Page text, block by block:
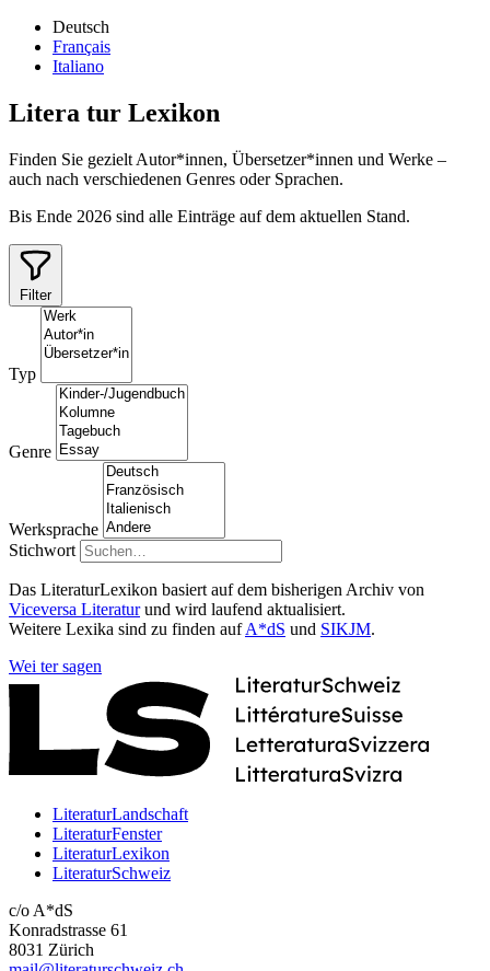
Deutsch
Français
Italiano
Litera tur Lexikon
Finden Sie gezielt Autor*innen, Übersetzer*innen und Werke –
auch nach verschiedenen Genres oder Sprachen.
Bis Ende 2026 sind alle Einträge auf dem aktuellen Stand.
Filter
Typ
Genre
Werksprache
Stichwort
Das LiteraturLexikon basiert auf dem bisherigen Archiv von
Viceversa Literaturund wird laufend aktualisiert.
Weitere Lexika sind zu finden aufA*dS und SIKJM.
Wei ter sagen
LiteraturLandschaft
LiteraturFenster
LiteraturLexikon
LiteraturSchweiz
c/o A*dS
Konradstrasse 61
8031 Zürich